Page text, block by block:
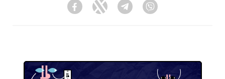
FacebookTwitter Telegram